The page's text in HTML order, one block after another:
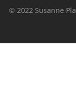
© 2022 Susanne